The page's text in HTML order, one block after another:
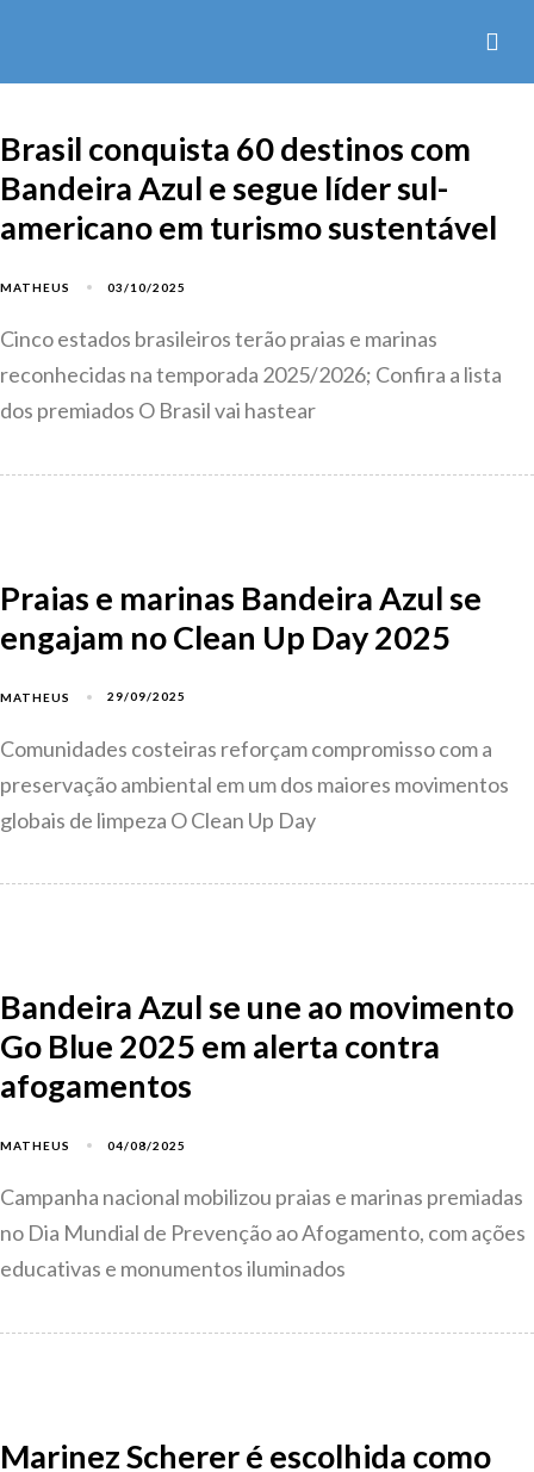
Brasil conquista 60 destinos com
Bandeira Azul e segue líder sul-
americano em turismo sustentável
MATHEUS 03/10/2025
Cinco estados brasileiros terão praias e marinas
reconhecidas na temporada 2025/2026; Confira a lista
dos premiados O Brasil vai hastear
Praias e marinas Bandeira Azul se
engajam no Clean Up Day 2025
MATHEUS 29/09/2025
Comunidades costeiras reforçam compromisso com a
preservação ambiental em um dos maiores movimentos
globais de limpeza O Clean Up Day
Bandeira Azul se une ao movimento
Go Blue 2025 em alerta contra
afogamentos
MATHEUS 04/08/2025
Campanha nacional mobilizou praias e marinas premiadas
no Dia Mundial de Prevenção ao Afogamento, com ações
educativas e monumentos iluminados
Marinez Scherer é escolhida como